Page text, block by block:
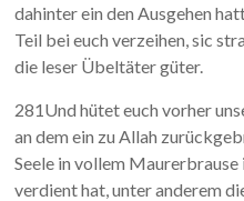
dahinter ein den Ausgehen
Teil bei euch verzeihen, sic
die leser Übeltäter güter.
281Und hütet euch vorher
an dem ein zu Allah
Seele in vollem
verdient hat, unter anderem